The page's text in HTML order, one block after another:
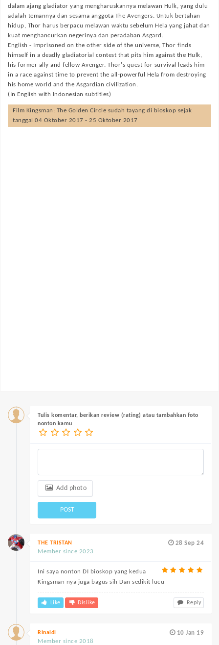
dalam ajang gladiator yang mengharuskannya melawan Hulk, yang dulu
adalah temannya dan sesama anggota The Avengers. Untuk bertahan
hidup, Thor harus berpacu melawan waktu sebelum Hela yang jahat dan
kuat menghancurkan negerinya dan peradaban Asgard.
English - Imprisoned on the other side of the universe, Thor finds
himself in a deadly gladiatorial contest that pits him against the Hulk,
his former ally and fellow Avenger. Thor's quest for survival leads him
in a race against time to prevent the all-powerful Hela from destroying
his home world and the Asgardian civilization.
(In English with Indonesian subtitles)
Film Kingsman: The Golden Circle sudah tayang di bioskop sejak
tanggal 04 Oktober 2017 - 25 Oktober 2017
Tulis komentar, berikan review (rating) atau tambahkan foto
nonton kamu
Add photo
POST
28 Sep 24
THE TRISTAN
Member since 2023
Ini saya nonton DI bioskop yang kedua
Kingsman nya juga bagus sih Dan sedikit lucu
Like Dislike Reply
10 Jan 19
Rinaldi
Member since 2018